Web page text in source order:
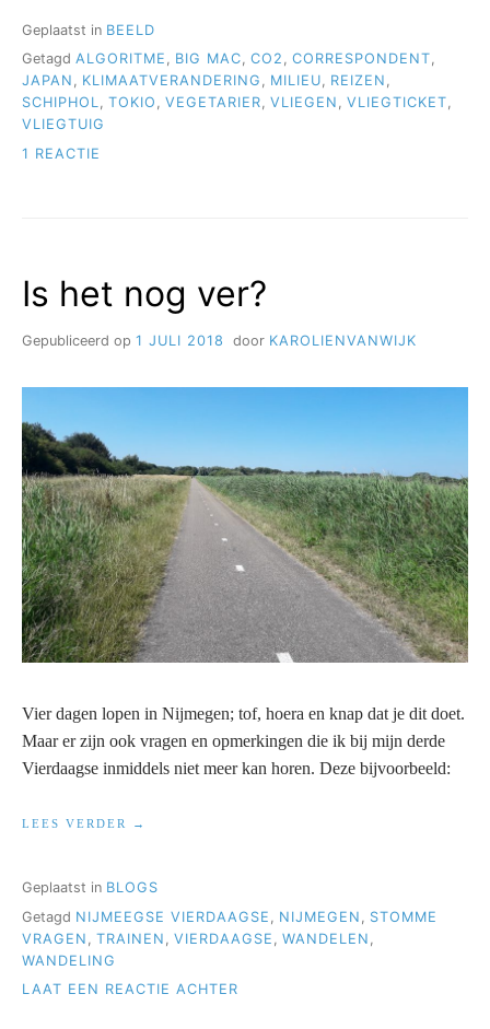
MET
OVERBODIGE
VLUCHTEN”
Geplaatst in BEELD
Getagd ALGORITME , BIG MAC, CO2 , CORRESPONDENT,
JAPAN , KLIMAATVERANDERING , MILIEU, REIZEN ,
SCHIPHOL, TOKIO , VEGETARIER, VLIEGEN , VLIEGTICKET,
VLIEGTUIG
1 REACTIE
OVERBODIGE
VLUCHTEN
Is het nog ver?
Gepubliceerd op 1 JULI 2018 door KAROLIENVANWIJK
Vier dagen lopen in Nijmegen; tof, hoera en knap dat je dit doet.
Maar er zijn ook vragen en opmerkingen die ik bij mijn derde
Vierdaagse inmiddels niet meer kan horen. Deze bijvoorbeeld:
LEES VERDER
“IS
Geplaatst in BLOGS
Getagd NIJMEEGSE VIERDAAGSE NIJMEGEN
STOMME
VRAGEN
TRAINEN VIERDAAGSE WANDELEN
WANDELING
LAAT EEN REACTIE ACHTER